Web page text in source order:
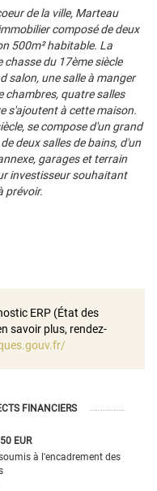
de la ville, Marteau
composé de deux
500m² habitable. La
du 17ème siècle
salon, une salle à manger
chambres, quatre salles
s'ajoutent à cette maison.
se compose d'un grand
deux salles de bains, d'un
garages et terrain
investisseur souhaitant
prévoir.
ERP (État des
savoir plus, rendez-
FINANCIERS
EUR
à l'encadrement des